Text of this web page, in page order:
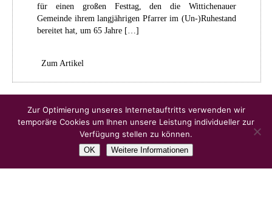
für einen großen Festtag, den die Wittichenauer
Gemeinde ihrem langjährigen Pfarrer im (Un-)Ruhestand
bereitet hat, um 65 Jahre […]
Zum Artikel
Ältere Artikel
Zur Optimierung unseres Internetauftritts verwenden wir
temporäre Cookies um Ihnen unsere Leistung individueller zur
Verfügung stellen zu können.
OK Weitere Informationen